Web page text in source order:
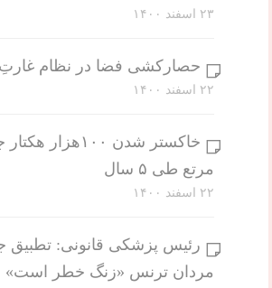
۲۳ اسفند ۱۴۰۰
حصارکشی فضا در نظام
۲۲ اسفند ۱۴۰۰
خاکستر شدن ۱۰۰هزار
مرتع طی ۵ سال
۲۲ اسفند ۱۴۰۰
رئیس پزشکی قانونی: تطبیق
مردان ترنس «زنگ خطر است»